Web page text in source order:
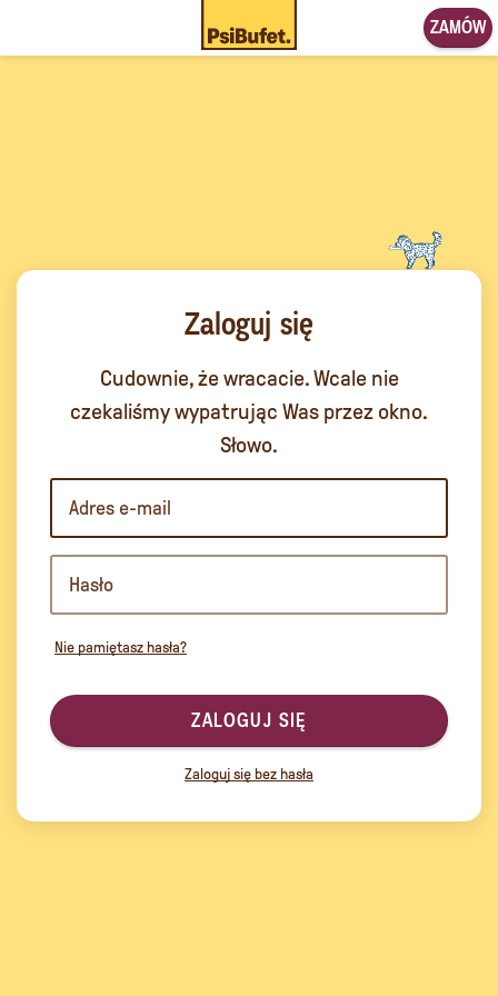
ZAMÓW
Zaloguj się
Cudownie, że wracacie. Wcale nie
czekaliśmy wypatrując Was przez okno.
Słowo.
Nie pamiętasz hasła?
ZALOGUJ SIĘ
Zaloguj się bez hasła